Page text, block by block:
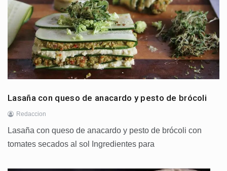
Lasaña con queso de anacardo y pesto de brócoli
Redaccion
Lasaña con queso de anacardo y pesto de brócoli con
tomates secados al sol Ingredientes para